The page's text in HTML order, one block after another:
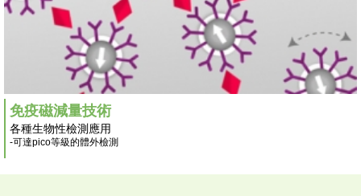
免疫磁減量技術
各種生物性檢測應用
-可達pico等級的體外檢測